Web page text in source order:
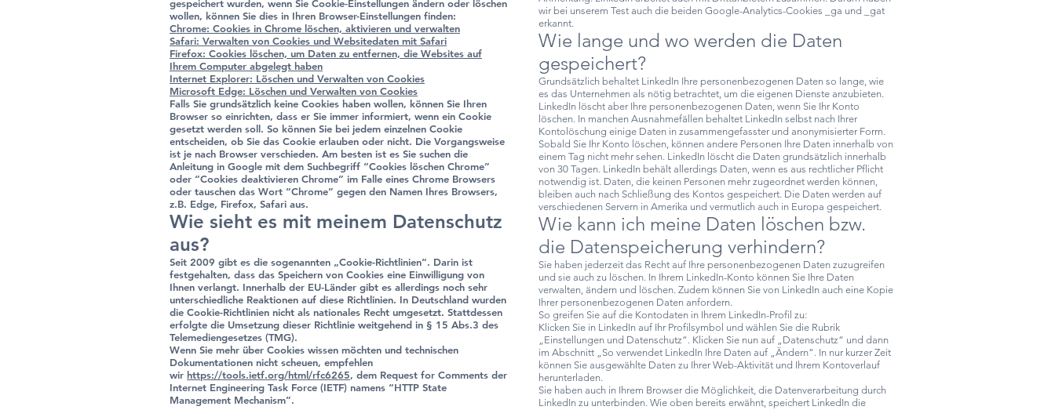
gespeichert wurden, wenn Sie Cookie-Einstellungen ändern oder löschen
wollen, können Sie dies in Ihren Browser-Einstellungen finden:
Chrome: Cookies in Chrome löschen, aktivieren und verwalten
Safari: Verwalten von Cookies und Websitedaten mit Safari
Firefox: Cookies löschen, um Daten zu entfernen, die Websites auf
Ihrem Computer abgelegt haben
Internet Explorer: Löschen und Verwalten von Cookies
Microsoft Edge: Löschen und Verwalten von Cookies
Falls Sie grundsätzlich keine Cookies haben wollen, können Sie Ihren
Browser so einrichten, dass er Sie immer informiert, wenn ein Cookie
gesetzt werden soll. So können Sie bei jedem einzelnen Cookie
entscheiden, ob Sie das Cookie erlauben oder nicht. Die Vorgangsweise
ist je nach Browser verschieden. Am besten ist es Sie suchen die
Anleitung in Google mit dem Suchbegriff “Cookies löschen Chrome”
oder “Cookies deaktivieren Chrome” im Falle eines Chrome Browsers
oder tauschen das Wort “Chrome” gegen den Namen Ihres Browsers,
z.B. Edge, Firefox, Safari aus.
Wie sieht es mit meinem Datenschutz
aus?
Seit 2009 gibt es die sogenannten „Cookie-Richtlinien“. Darin ist
festgehalten, dass das Speichern von Cookies eine Einwilligung von
Ihnen verlangt. Innerhalb der EU-Länder gibt es allerdings noch sehr
unterschiedliche Reaktionen auf diese Richtlinien. In Deutschland wurden
die Cookie-Richtlinien nicht als nationales Recht umgesetzt. Stattdessen
erfolgte die Umsetzung dieser Richtlinie weitgehend in § 15 Abs.3 des
Telemediengesetzes (TMG).
Wenn Sie mehr über Cookies wissen möchten und technischen
Dokumentationen nicht scheuen, empfehlen
wir https://tools.ietf.org/html/rfc6265, dem Request for Comments der
Internet Engineering Task Force (IETF) namens “HTTP State
Management Mechanism”.
wir bei unserem Test auch die beiden Google-Analytics-Cookies _ga und _gat
erkannt.
Wie lange und wo werden die Daten
gespeichert?
Grundsätzlich behaltet LinkedIn Ihre personenbezogenen Daten so lange, wie
es das Unternehmen als nötig betrachtet, um die eigenen Dienste anzubieten.
LinkedIn löscht aber Ihre personenbezogenen Daten, wenn Sie Ihr Konto
löschen. In manchen Ausnahmefällen behaltet LinkedIn selbst nach Ihrer
Kontolöschung einige Daten in zusammengefasster und anonymisierter Form.
Sobald Sie Ihr Konto löschen, können andere Personen Ihre Daten innerhalb von
einem Tag nicht mehr sehen. LinkedIn löscht die Daten grundsätzlich innerhalb
von 30 Tagen. LinkedIn behält allerdings Daten, wenn es aus rechtlicher Pflicht
notwendig ist. Daten, die keinen Personen mehr zugeordnet werden können,
bleiben auch nach Schließung des Kontos gespeichert. Die Daten werden auf
verschiedenen Servern in Amerika und vermutlich auch in Europa gespeichert.
Wie kann ich meine Daten löschen bzw.
die Datenspeicherung verhindern?
Sie haben jederzeit das Recht auf Ihre personenbezogenen Daten zuzugreifen
und sie auch zu löschen. In Ihrem LinkedIn-Konto können Sie Ihre Daten
verwalten, ändern und löschen. Zudem können Sie von LinkedIn auch eine Kopie
Ihrer personenbezogenen Daten anfordern.
So greifen Sie auf die Kontodaten in Ihrem LinkedIn-Profil zu:
Klicken Sie in LinkedIn auf Ihr Profilsymbol und wählen Sie die Rubrik
„Einstellungen und Datenschutz“. Klicken Sie nun auf „Datenschutz“ und dann
im Abschnitt „So verwendet LinkedIn Ihre Daten auf „Ändern“. In nur kurzer Zeit
können Sie ausgewählte Daten zu Ihrer Web-Aktivität und Ihrem Kontoverlauf
herunterladen.
Sie haben auch in Ihrem Browser die Möglichkeit, die Datenverarbeitung durch
LinkedIn zu unterbinden. Wie oben bereits erwähnt, speichert LinkedIn die